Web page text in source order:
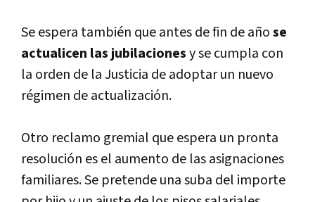
Se espera también que antes de fin de añose
actualicen las jubilacionesy se cumpla con
la orden de la Justicia de adoptar un nuevo
régimen de actualización.
Otro reclamo gremial que espera un pronta
resolución es el aumento de las asignaciones
familiares. Se pretende una suba del importe